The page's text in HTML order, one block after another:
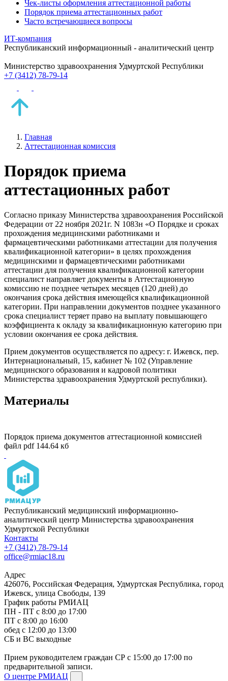
Чек-листы оформления аттестационной работы
Порядок приема аттестационных работ
Часто встречающиеся вопросы
ИТ-компания
Республиканский информационный - аналитический центр
Министерство здравоохранения Удмуртской Республики
+7 (3412) 78-79-14
Главная
Аттестационная комиссия
Порядок приема
аттестационных работ
Согласно приказу Министерства здравоохранения Российской
Федерации от 22 ноября 2021г. N 1083н «О Порядке и сроках
прохождения медицинскими работниками и
фармацевтическими работниками аттестации для получения
квалификационной категории» в целях прохождения
медицинскими и фармацевтическими работниками
аттестации для получения квалификационной категории
специалист направляет документы в Аттестационную
комиссию не позднее четырех месяцев (120 дней) до
окончания срока действия имеющейся квалификационной
категории. При направлении документов позднее указанного
срока специалист теряет право на выплату повышающего
коэффициента к окладу за квалификационную категорию при
условии окончания ее срока действия.
Прием документов осуществляется по адресу: г. Ижевск, пер.
Интернациональный, 15, кабинет № 102 (Управление
медицинского образования и кадровой политики
Министерства здравоохранения Удмуртской республики).
Материалы
Порядок приема документов аттестационной комиссией
файл pdf 144.64 кб
Республиканский медицинский информационно-
аналитический центр Министерства здравоохранения
Удмуртской Республики
Контакты
+7 (3412) 78-79-14
office@rmiac18.ru
Адрес
426076, Российская Федерация, Удмуртская Республика, город
Ижевск, улица Свободы, 139
График работы РМИАЦ
ПН - ПТ с 8:00 до 17:00
ПТ с 8:00 до 16:00
обед с 12:00 до 13:00
СБ и ВС выходные
Прием руководителем граждан СР с 15:00 до 17:00 по
предварительной записи.
О центре РМИАЦ